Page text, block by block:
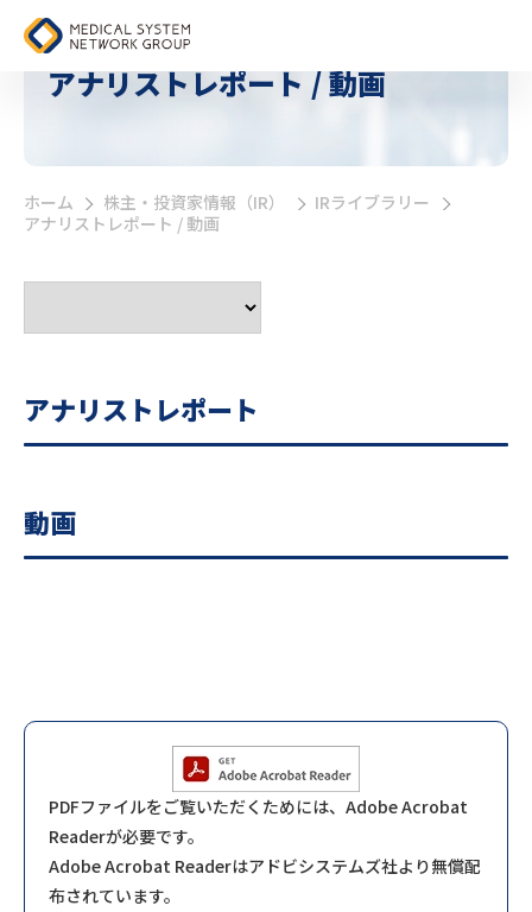
アナリストレポート / 動画
ホーム >
株主・投資家情報（IR） >
IRライブラリー
アナリストレポート / 動画
アナリストレポート
動画
PDFファイルをご覧いただくためには、Adobe Acrobat
Readerが必要です。
Adobe Acrobat Readerはアドビシステムズ社より無償配
布されています。